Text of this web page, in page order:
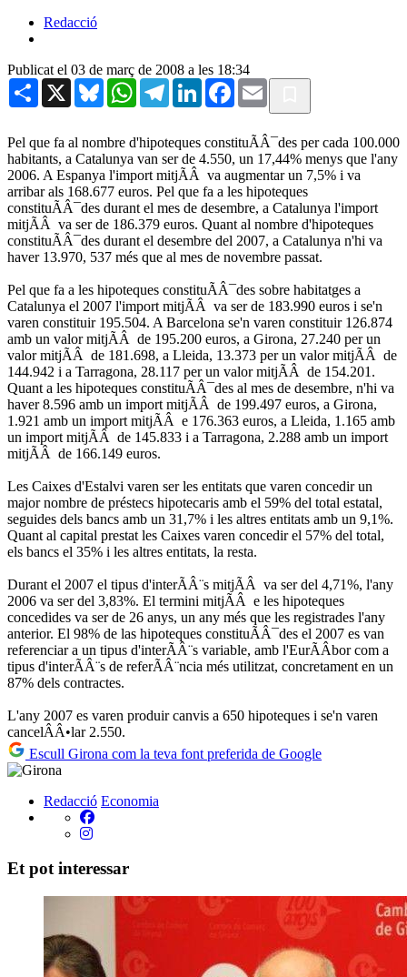
Redacció
Publicat el 03 de març de 2008 a les 18:34
Share X BlueskyWhatsAppTelegramLinkedInFacebook
Email
Pel que fa al nombre d'hipoteques constituÃÂ¯des per cada 100.000
habitants, a Catalunya van ser de 4.550, un 17,44% menys que l'any
2006. A Espanya l'import mitjÃÂ va augmentar un 7,5% i va
arribar als 168.677 euros. Pel que fa a les hipoteques
constituÃÂ¯des durant el mes de desembre, a Catalunya l'import
mitjÃÂ va ser de 186.379 euros. Quant al nombre d'hipoteques
constituÃÂ¯des durant el desembre del 2007, a Catalunya n'hi va
haver 13.970, 537 més que al mes de novembre passat.
Pel que fa a les hipoteques constituÃÂ¯des sobre habitatges a
Catalunya el 2007 l'import mitjÃÂ va ser de 183.990 euros i se'n
varen constituir 195.504. A Barcelona se'n varen constituir 126.874
amb un valor mitjÃÂ de 195.200 euros, a Girona, 27.240 per un
valor mitjÃÂ de 181.698, a Lleida, 13.373 per un valor mitjÃÂ de
144.942 i a Tarragona, 28.117 per un valor mitjÃÂ de 154.201.
Quant a les hipoteques constituÃÂ¯des al mes de desembre, n'hi va
haver 8.596 amb un import mitjÃÂ de 199.497 euros, a Girona,
1.921 amb un import mitjÃÂ e 176.363 euros, a Lleida, 1.165 amb
un import mitjÃÂ de 145.833 i a Tarragona, 2.288 amb un import
mitjÃÂ de 166.149 euros.
Les Caixes d'Estalvi varen ser les entitats que varen concedir un
major nombre de préstecs hipotecaris amb el 59% del total estatal,
seguides dels bancs amb un 31,7% i les altres entitats amb un 9,1%.
Quant al capital prestat les Caixes varen concedir el 57% del total,
els bancs el 35% i les altres entitats, la resta.
Durant el 2007 el tipus d'interÃÂ¨s mitjÃÂ va ser del 4,71%, l'any
2006 va ser del 3,83%. El termini mitjÃÂ e les hipoteques
concedides va ser de 26 anys, un any més que les registrades l'any
anterior. El 98% de las hipoteques constituÃÂ¯des el 2007 es van
referenciar a un tipus d'interÃÂ¨s variable, amb l'EurÃÂ­bor com a
tipus d'interÃÂ¨s de referÃÂ¨ncia més utilitzat, concretament en un
87% dels contractes.
L'any 2007 es varen produir canvis a 650 hipoteques i se'n varen
cancelÂÂ•lar 2.550.
Escull Girona com la teva font preferida de Google
Redacció Economia
Et pot interessar